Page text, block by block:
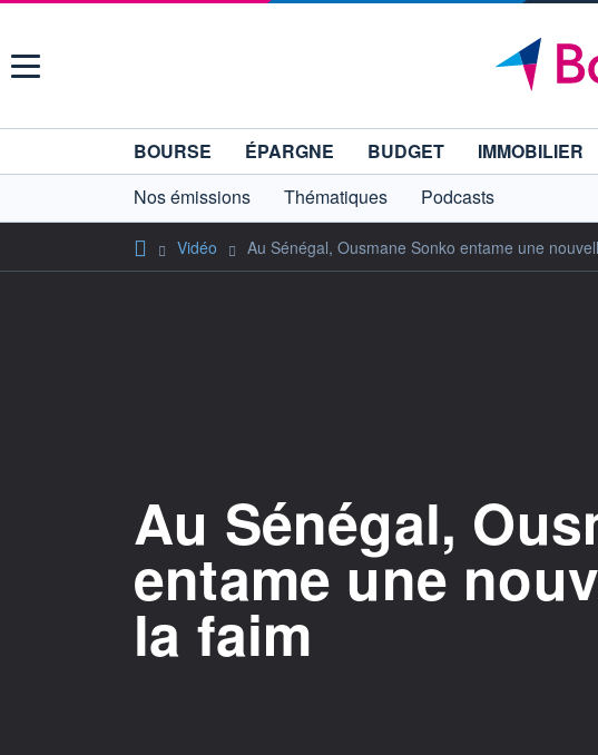
Menu
BOURSE ÉPARGNE BUDGET IMMOBILIER
Nos émissions
Thématiques Podcasts
Vidéo Au Sénégal, Ousmane Sonko entame une
Au Sénégal,
entame une
la faim